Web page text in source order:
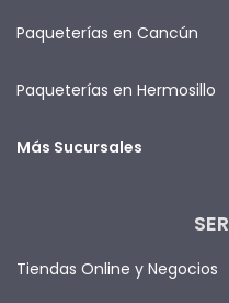
Paqueterías en Cancún
Paqueterías en Hermosillo
Más Sucursales
Tiendas Online y Negocios